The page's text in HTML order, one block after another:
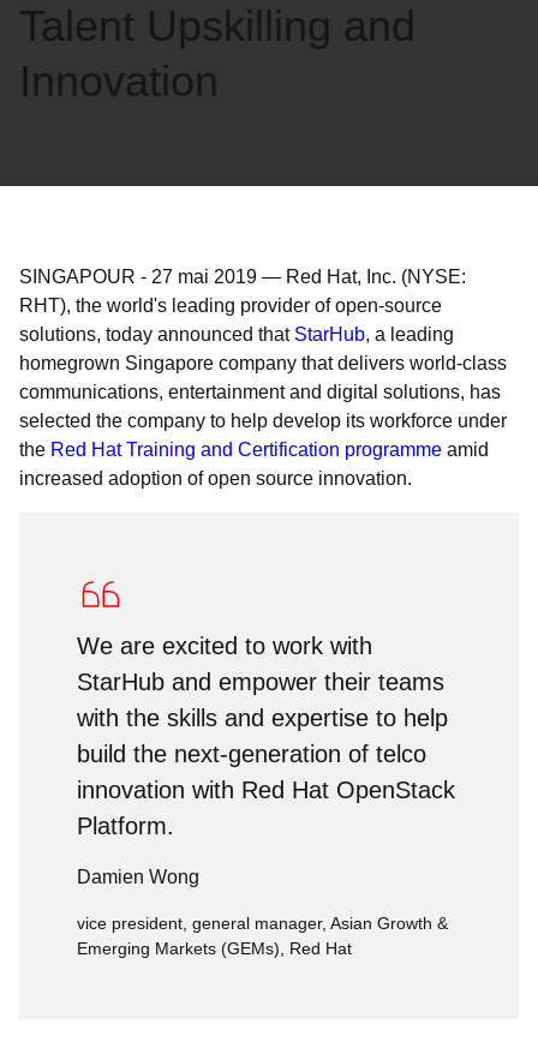
Talent Upskilling and
Innovation
SINGAPOUR - 27 mai 2019 — Red Hat, Inc. (NYSE:
RHT), the world's leading provider of open-source
solutions, today announced that StarHub, a leading
homegrown Singapore company that delivers world-class
communications, entertainment and digital solutions, has
selected the company to help develop its workforce under
the Red Hat Training and Certification programme amid
increased adoption of open source innovation.
We are excited to work with
StarHub and empower their teams
with the skills and expertise to help
build the next-generation of telco
innovation with Red Hat OpenStack
Platform.
Damien Wong
vice president, general manager, Asian Growth &
Emerging Markets (GEMs), Red Hat